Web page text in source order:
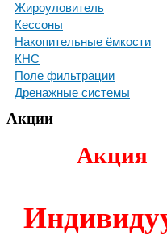
Жироуловитель
Кессоны
Накопительные ёмкости
КНС
Поле фильтрации
Дренажные системы
Акции
Акция
И